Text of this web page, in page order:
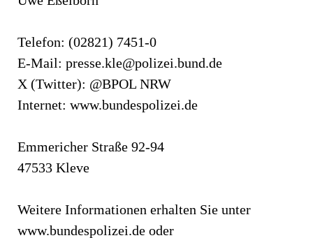
Telefon: (02821) 7451-0
E-Mail: presse.kle@polizei.bund.de
X (Twitter): @BPOL NRW
Internet: www.bundespolizei.de
Emmericher Straße 92-94
47533 Kleve
Weitere Informationen erhalten Sie unter
www.bundespolizei.de oder